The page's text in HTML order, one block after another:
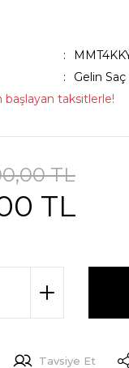
Gelin Saç
başlayan taksitlerle!
TL
TL
Tavsiye Et